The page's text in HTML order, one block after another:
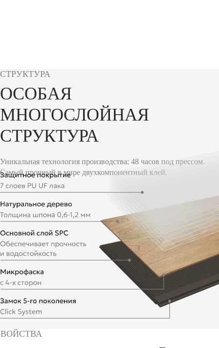
СТРУКТУРА
ОСОБАЯ
МНОГОСЛОЙНАЯ
СТРУКТУРА
Уникальная технология производства: 48 часов под прессом.
Самый прочный в мире двухкомпонентный клей.